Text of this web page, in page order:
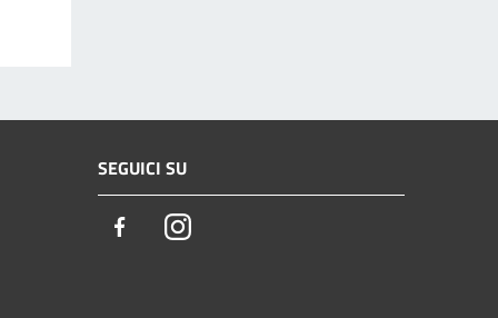
SEGUICI SU
FacebookInstagram